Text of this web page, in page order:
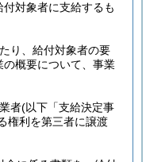
対象者に支給するも
り、給付対象者の要
概要について、事業
者(以下「支給決定事
権利を第三者に譲渡